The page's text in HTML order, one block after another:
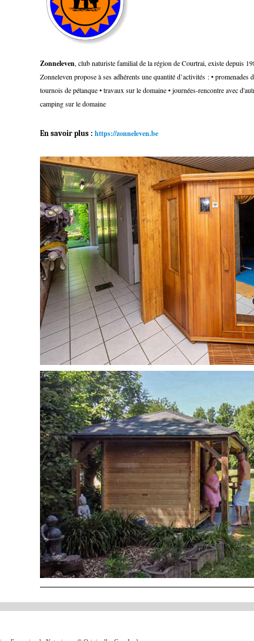
Zonneleven, club naturiste familial de la région de Courtrai, existe depuis
Zonneleven propose à ses adhérents une quantité d’activités : • promenades
tournois de pétanque • travaux sur le domaine • journées-rencontre avec
camping sur le domaine
En savoir plus : https://zonneleven.be